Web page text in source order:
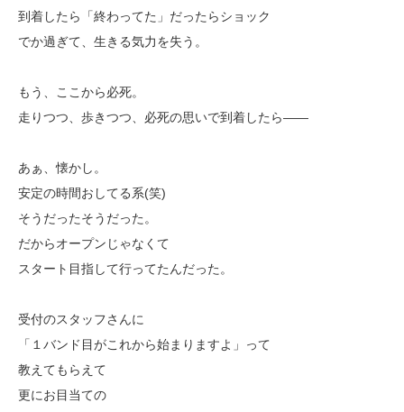
到着したら「終わってた」だったらショック
でか過ぎて、生きる気力を失う。
もう、ここから必死。
走りつつ、歩きつつ、必死の思いで到着したら――
あぁ、懐かし。
安定の時間おしてる系(笑)
そうだったそうだった。
だからオープンじゃなくて
スタート目指して行ってたんだった。
受付のスタッフさんに
「１バンド目がこれから始まりますよ」って
教えてもらえて
更にお目当ての